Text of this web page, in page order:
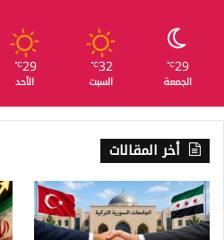
29
℃
الجمعة
32
℃
السبت
29
℃
الأحد
أخر المقالات